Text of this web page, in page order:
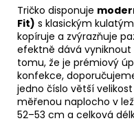
Tričko disponuje
Fit) s klasickým
kopíruje a zvýrazňuje
efektně dává vyniknout
tomu, že je prémiový
konfekce,
jedno číslo větší
měřenou naplocho v
52–53 cm a celková